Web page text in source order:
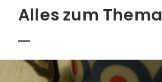
Alles zum Thema